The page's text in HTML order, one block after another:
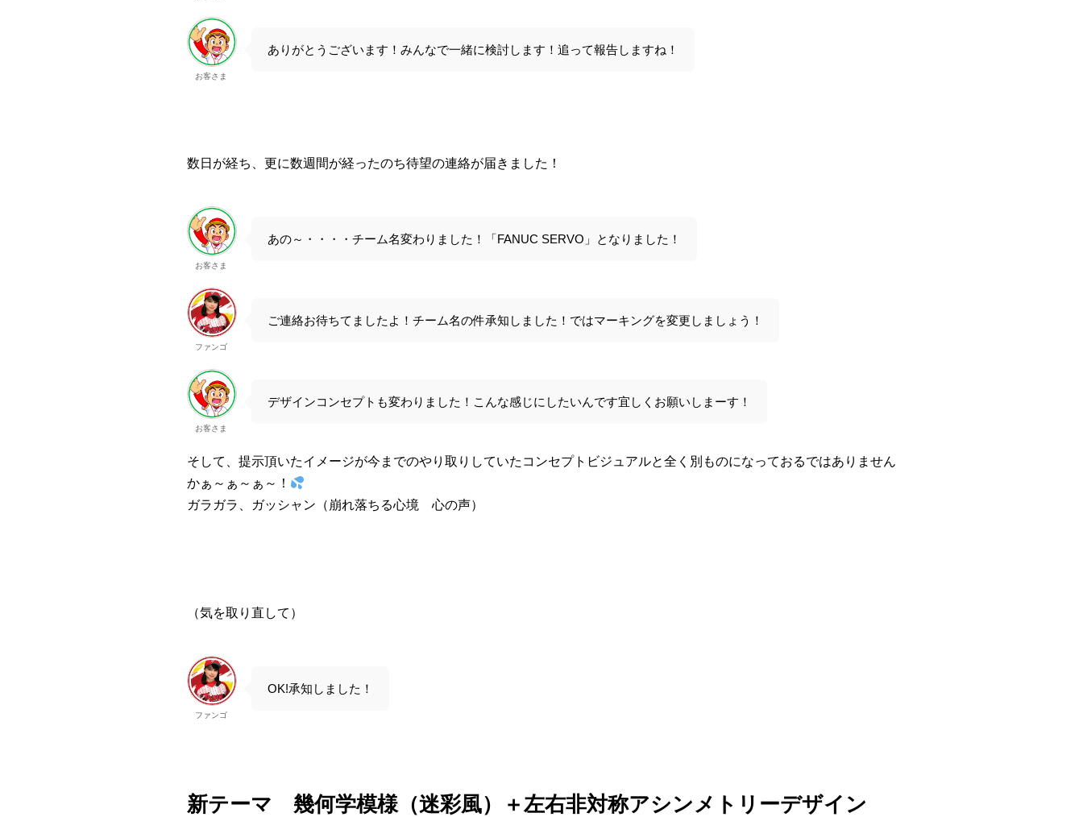
お客さま
ありがとうございます！みんなで一緒に検討します！追って報告しますね！
数日が経ち、更に数週間が経ったのち待望の連絡が届きました！
お客さま
あの～・・・・チーム名変わりました！「FANUC SERVO」となりました！
ファンゴ
ご連絡お待ちてましたよ！チーム名の件承知しました！ではマーキングを変更しましょう！
お客さま
デザインコンセプトも変わりました！こんな感じにしたいんです宜しくお願いしまーす！
そして、提示頂いたイメージが今までのやり取りしていたコンセプトビジュアルと全く別ものになっておるではありません
かぁ～ぁ～ぁ～！
ガラガラ、ガッシャン（崩れ落ちる心境 心の声）
（気を取り直して）
ファンゴ
OK!承知しました！
新テーマ 幾何学模様（迷彩風）＋左右非対称アシンメトリーデザイン